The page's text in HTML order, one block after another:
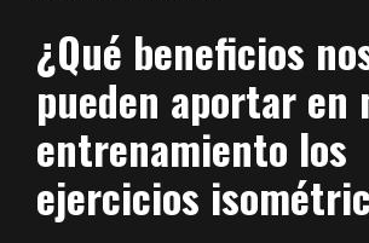
¿Qué beneficios
pueden aportar en
entrenamiento los
ejercicios